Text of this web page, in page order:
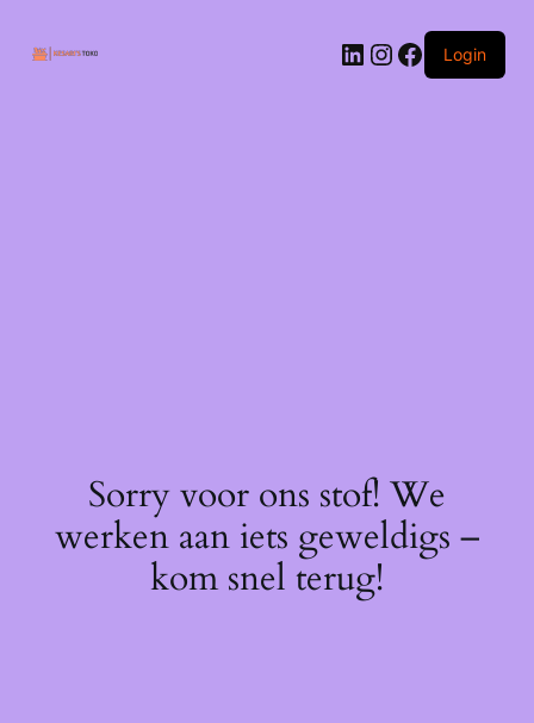
LinkedIn
Instagram
Facebook
Login
Sorry voor ons stof! We
werken aan iets geweldigs –
kom snel terug!